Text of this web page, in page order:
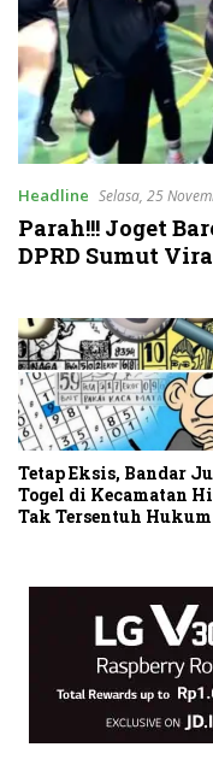
Headline Selasa, 25
Parah!!! Joget
DPRD Sumut
Tetap Eksis, Bandar
Togel di Kecamatan
Tak Tersentuh Hukum